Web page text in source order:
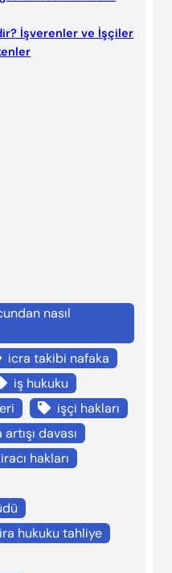
İşverenler ve İşçiler
nasıl
icra takibi nafaka
iş hukuku
işçi hakları
artışı davası
hakları
hukuku tahliye